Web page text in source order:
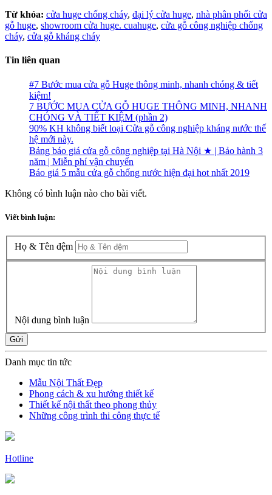
Từ khóa: cửa huge chống cháy, đại lý cửa huge, nhà phân phối cửa
gỗ huge, showroom cửa huge. cuahuge, cửa gỗ công nghiệp chống
cháy, cửa gỗ kháng cháy
Tin liên quan
#7 Bước mua cửa gỗ Huge thông minh, nhanh chóng & tiết
kiệm!
7 BƯỚC MUA CỬA GỖ HUGE THÔNG MINH, NHANH
CHÓNG VÀ TIẾT KIỆM (phần 2)
90% KH không biết loại Cửa gỗ công nghiệp kháng nước thế
hệ mới này.
Bảng báo giá cửa gỗ công nghiệp tại Hà Nội ★ | Bảo hành 3
năm | Miễn phí vận chuyển
Báo giá 5 mẫu cửa gỗ chống nước hiện đại hot nhất 2019
Không có bình luận nào cho bài viết.
Viết bình luận:
Họ & Tên đệm
Nội dung bình luận
Gửi
Danh mục tin tức
Mẫu Nội Thất Đẹp
Phong cách & xu hướng thiết kế
Thiết kế nội thất theo phong thủy
Những công trình thi công thực tế
Hotline